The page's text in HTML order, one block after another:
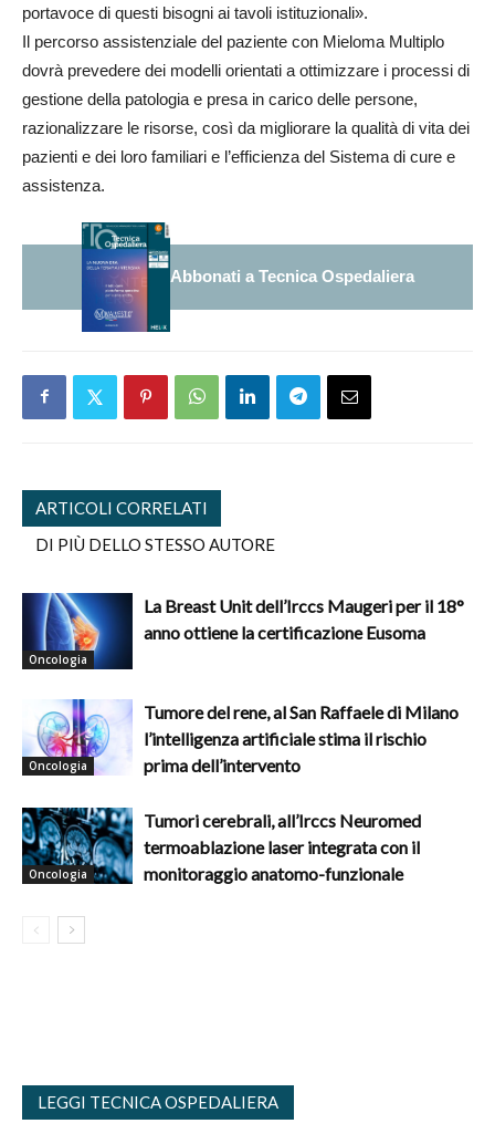
portavoce di questi bisogni ai tavoli istituzionali».
Il percorso assistenziale del paziente con Mieloma Multiplo
dovrà prevedere dei modelli orientati a ottimizzare i processi di
gestione della patologia e presa in carico delle persone,
razionalizzare le risorse, così da migliorare la qualità di vita dei
pazienti e dei loro familiari e l’efficienza del Sistema di cure e
assistenza.
Abbonati a Tecnica Ospedaliera
ARTICOLI CORRELATI
DI PIÙ DELLO STESSO AUTORE
Oncologia
La Breast Unit dell’Irccs Maugeri per il 18°
anno ottiene la certificazione Eusoma
Oncologia
Tumore del rene, al San Raffaele di Milano
l’intelligenza artificiale stima il rischio
prima dell’intervento
Oncologia
Tumori cerebrali, all’Irccs Neuromed
termoablazione laser integrata con il
monitoraggio anatomo-funzionale
LEGGI TECNICA OSPEDALIERA